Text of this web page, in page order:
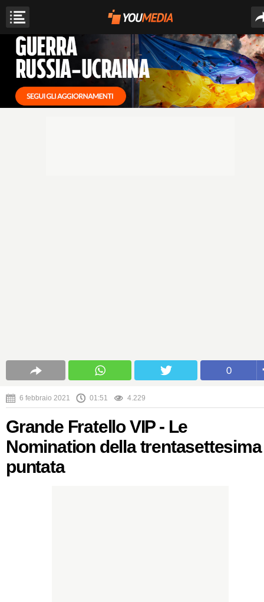
0
6 febbraio 2021 01:51 4.229
Grande Fratello VIP - Le
Nomination della trentasettesima
puntata